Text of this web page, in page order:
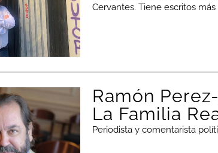
Cervantes. Tiene escritos
Ramón
La Familia
Periodista y comentarista